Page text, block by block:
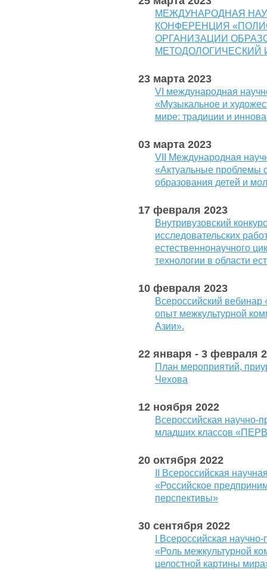
МЕЖДУНАРОДНАЯ
КОНФЕРЕНЦИЯ
ОРГАНИЗАЦИИ
МЕТОДОЛОГИЧЕСКИЙ
23 марта 2023
VI международная
«Музыкальное и
мире: традиции и
03 марта 2023
VII Международная
«Актуальные проблемы
образования детей и
17 февраля 2023
Внутривузовский
исследовательских
естественнонаучного
технологии в области
10 февраля 2023
Всероссийский вебинар
опыт межкультурной
Азии».
22 января - 3 февраля
План мероприятий,
Чехова
12 ноября 2022
Всероссийская научно-
младших классов
20 октября 2022
II Всероссийская
«Российское
перспективы»
30 сентября 2022
I Всероссийская
«Роль межкультурной
целостной картины